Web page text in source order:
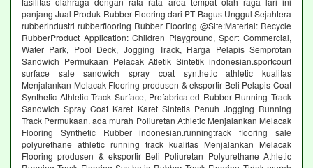
panjang Jual Produk Rubber Flooring dari PT Bagus Unggul Sejahtera
rubberindustri rubberflooring Rubber Flooring @Site:Material: Recycle
RubberProduct Application: Children Playground, Sport Commercial,
Water Park, Pool Deck, Jogging Track, Harga Pelapis Semprotan
Sandwich Permukaan Pelacak Atletik Sintetik indonesian.sportcourt
surface sale sandwich spray coat synthetic athletic kualitas
Menjalankan Melacak Flooring produsen & eksportir Beli Pelapis Coat
Synthetic Athletic Track Surface, Prefabricated Rubber Running Track
Sandwich Spray Coat Karet Karet Sintetis Penuh Jogging Running
Track Permukaan. ada murah Poliuretan Athletic Menjalankan Melacak
Flooring Synthetic Rubber indonesian.runningtrack flooring sale
polyurethane athletic running track kualitas Menjalankan Melacak
Flooring produsen & eksportir Beli Poliuretan Polyurethane Athletic